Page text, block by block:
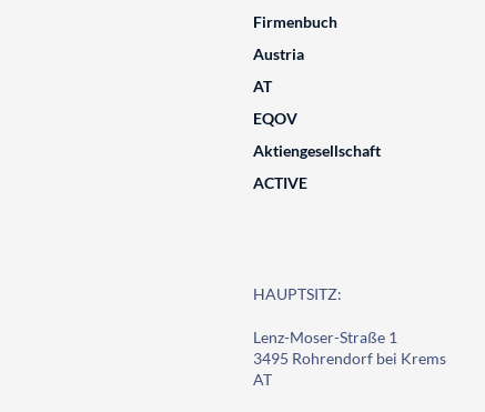
Firmenbuch
Austria
AT
EQOV
Aktiengesellschaft
ACTIVE
HAUPTSITZ:
Lenz-Moser-Straße 1
3495 Rohrendorf bei Krems
AT